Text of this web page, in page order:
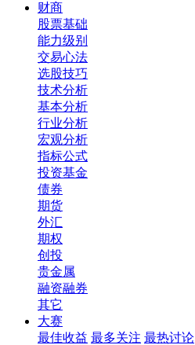
财商
股票基础
能力级别
交易心法
选股技巧
技术分析
基本分析
行业分析
宏观分析
指标公式
投资基金
债券
期货
外汇
期权
创投
贵金属
融资融券
其它
大赛
最佳收益 最多关注 最热讨论